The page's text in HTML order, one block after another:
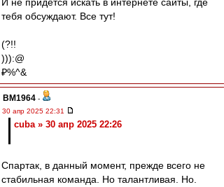
тебя обсуждают. Все тут!
(?!!
))):@
₽%^&
BM1964 -
30 апр 2025 22:31
cuba » 30 апр 2025 22:26
Спартак, в данный момент, прежде всего не
стабильная команда. Но талантливая. Но.